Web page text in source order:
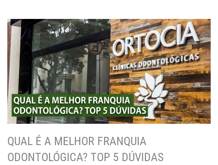
QUAL É A MELHOR FRANQUIA
ODONTOLÓGICA? TOP 5 DÚVIDAS